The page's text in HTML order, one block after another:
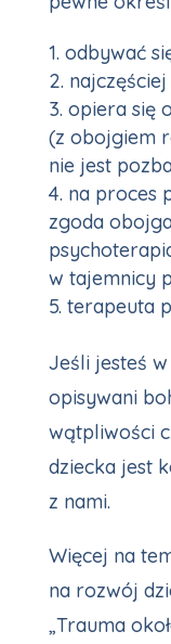
odbywać
opiera się
(z obojgiem
nie jest
na proces
zgoda
w tajemnicy
terapeuta
Jeśli jesteś
opisywani
wątpliwości
dziecka jest
z nami.
Więcej na
na rozwój
„Trauma